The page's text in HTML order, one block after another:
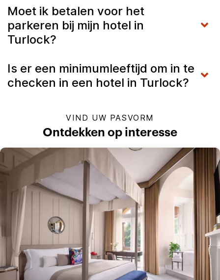
Moet ik betalen voor het
parkeren bij mijn hotel in
Turlock?
Is er een minimumleeftijd om in te
checken in een hotel in Turlock?
VIND UW PASVORM
Ontdekken op interesse